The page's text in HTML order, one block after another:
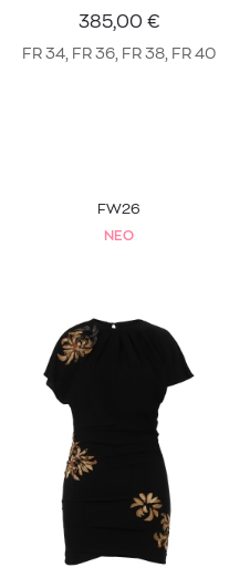
385,00 €
FR 34, FR 36, FR 38, FR 40
FW26
NEO